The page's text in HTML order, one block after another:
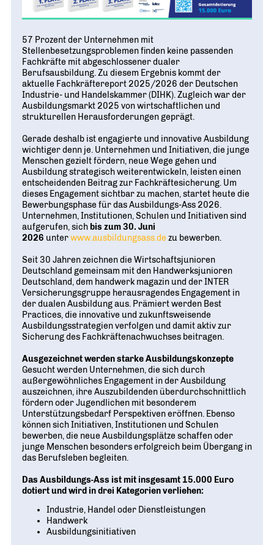
Geschichte
70 JAHRE WJD
Partner
NETZWERKE WELTWEIT
Partner
Deutsche Industrie- und Handelskammer (DIHK)
Junior Chamber International (JCI)
G20 Young Entrepreneurs‘ Alliance
WIRTSCHAFT TRIFFT POLITIK
WJD TRAINING
Ein Tag Azubi
BERUFSEINSTIEG ERLEICHTERN
Wirtschaftswissen im Wettbewerb (w³)
WIRTSCHAFTSQUIZ FÜR SCHÜLER
CREATIVE YOUNG ENTREPRENEUR
Beruf und Familie
Bildung und Fachkräfte
Energie und Nachhaltigkeit
POSITIONSPAPIERE, BROSCHÜREN
DIE JUNGE WIRTSCHAFT
57 Prozent der Unternehmen mit
Stellenbesetzungsproblemen finden keine passenden
Fachkräfte mit abgeschlossener dualer
Berufsausbildung. Zu diesem Ergebnis kommt der
aktuelle Fachkräftereport 2025/2026 der Deutschen
Industrie- und Handelskammer (DIHK). Zugleich war der
Ausbildungsmarkt 2025 von wirtschaftlichen und
strukturellen Herausforderungen geprägt.
Gerade deshalb ist engagierte und innovative Ausbildung
wichtiger denn je. Unternehmen und Initiativen, die junge
Menschen gezielt fördern, neue Wege gehen und
Ausbildung strategisch weiterentwickeln, leisten einen
entscheidenden Beitrag zur Fachkräftesicherung. Um
dieses Engagement sichtbar zu machen, startet heute die
Bewerbungsphase für das Ausbildungs-Ass 2026.
Unternehmen, Institutionen, Schulen und Initiativen sind
aufgerufen, sich bis zum 30. Juni
2026 unterwww.ausbildungsass.de zu bewerben.
Seit 30 Jahren zeichnen die Wirtschaftsjunioren
Deutschland gemeinsam mit den Handwerksjunioren
Deutschland, dem handwerk magazin und der INTER
Versicherungsgruppe herausragendes Engagement in
der dualen Ausbildung aus. Prämiert werden Best
Practices, die innovative und zukunftsweisende
Ausbildungsstrategien verfolgen und damit aktiv zur
Sicherung des Fachkräftenachwuchses beitragen.
Ausgezeichnet werden starke Ausbildungskonzepte
Gesucht werden Unternehmen, die sich durch
außergewöhnliches Engagement in der Ausbildung
auszeichnen, ihre Auszubildenden überdurchschnittlich
fördern oder Jugendlichen mit besonderem
Unterstützungsbedarf Perspektiven eröffnen. Ebenso
können sich Initiativen, Institutionen und Schulen
bewerben, die neue Ausbildungsplätze schaffen oder
junge Menschen besonders erfolgreich beim Übergang in
das Berufsleben begleiten.
Das Ausbildungs-Ass ist mit insgesamt 15.000 Euro
dotiert und wird in drei Kategorien verliehen:
Industrie, Handel oder Dienstleistungen
Handwerk
Ausbildungsinitiativen